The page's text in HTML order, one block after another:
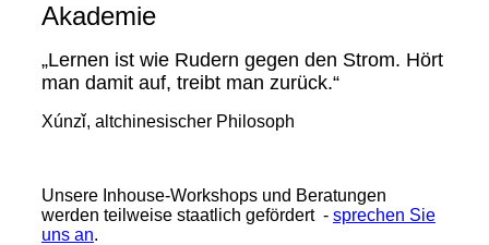
Akademie
„Lernen ist wie Rudern gegen den Strom. Hört
man damit auf, treibt man zurück.“
Xúnzǐ, altchinesischer Philosoph
Unsere Inhouse-Workshops und Beratungen
werden teilweise staatlich gefördert - sprechen Sie
uns an.